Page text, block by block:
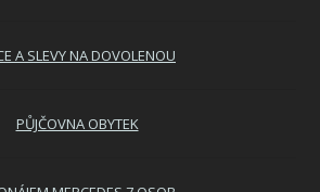
A SLEVY NA DOVOLENOU
PŮJČOVNA OBYTEK